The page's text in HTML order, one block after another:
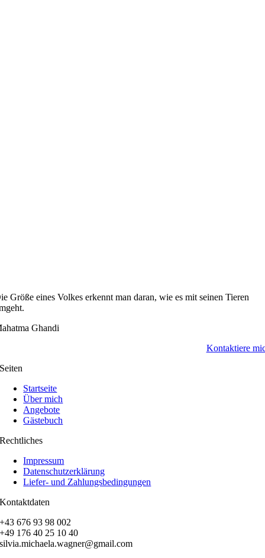
Größe eines Volkes erkennt man daran, wie es mit seinen Tieren
Ghandi
Kontaktiere
Seiten
Startseite
Über mich
Angebote
Gästebuch
Rechtliches
Impressum
Datenschutzerklärung
Liefer- und Zahlungsbedingungen
Kontaktdaten
+43 676 93 98 002
+49 176 40 25 10 40
silvia.michaela.wagner@gmail.com